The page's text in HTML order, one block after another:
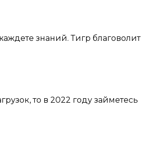
знаний. Тигр благоволит
то в 2022 году займетесь